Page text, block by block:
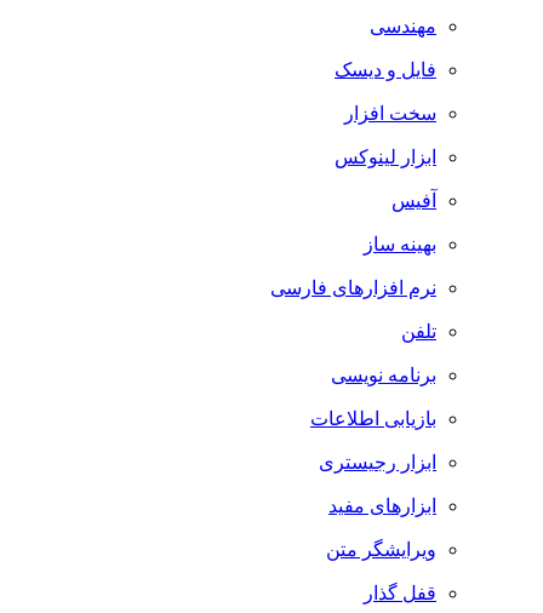
مهندسی
فایل و دیسک
سخت افزار
ابزار لینوکس
آفیس
بهینه ساز
نرم افزارهای فارسی
تلفن
برنامه نویسی
بازیابی اطلاعات
ابزار رجیستری
ابزارهای مفید
ویرایشگر متن
قفل گذار